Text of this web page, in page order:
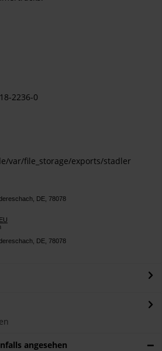
2236-0
var/file_storage/exports/stadler
DE, 78078
DE, 78078
angesehen